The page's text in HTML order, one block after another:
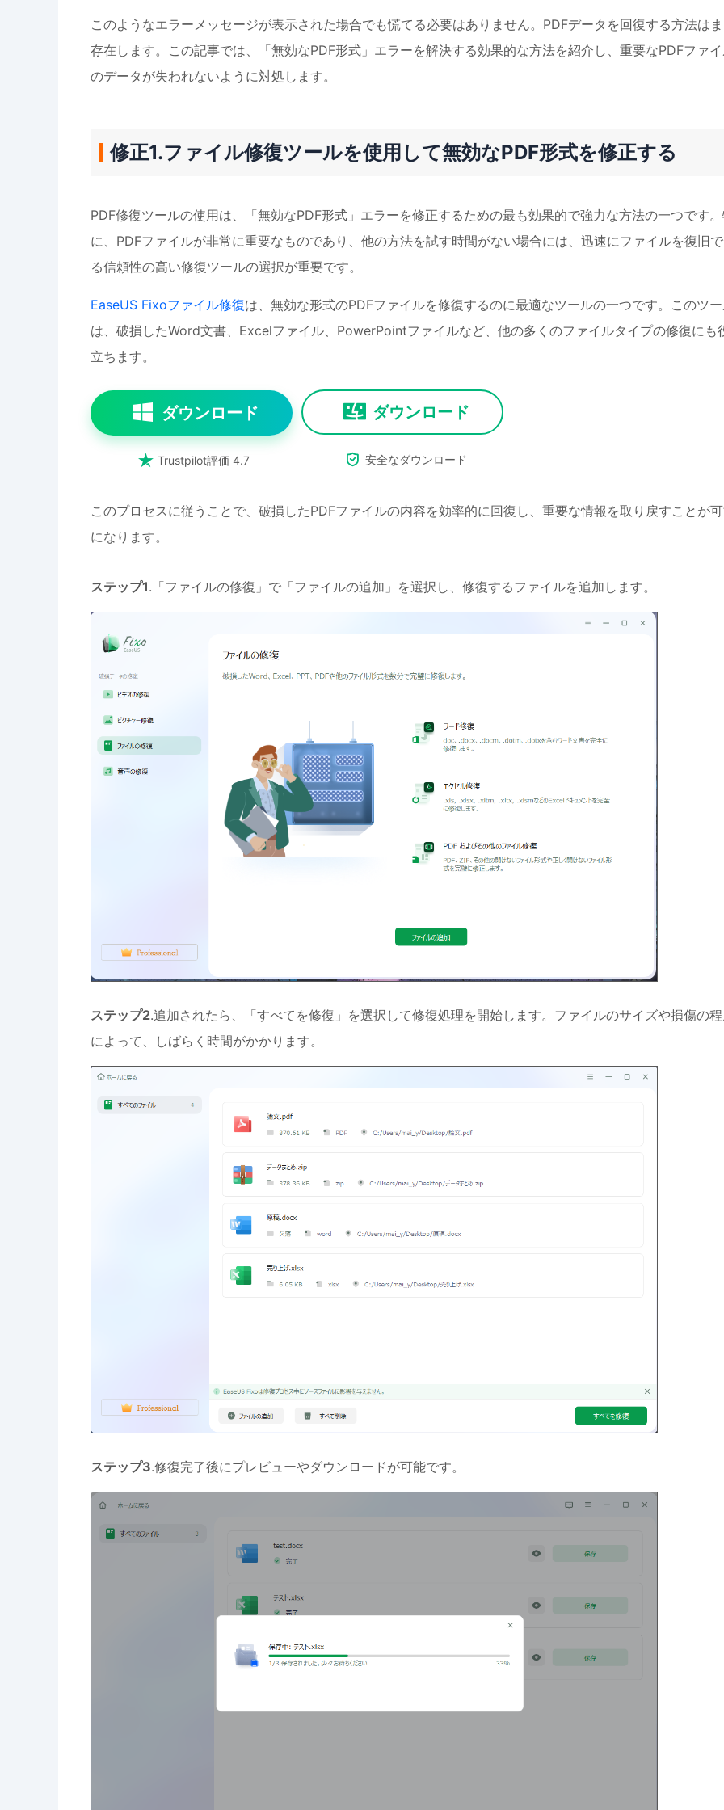
このようなエラーメッセージが表示された場合でも慌てる必要はありません。PDFデータを回復する方法は
存在します。この記事では、「無効なPDF形式」エラーを解決する効果的な方法を紹介し、重要なPDFファ
のデータが失われないように対処します。
修正1.ファイル修復ツールを使用して無効なPDF形式を修正する
PDF修復ツールの使用は、「無効なPDF形式」エラーを修正するための最も効果的で強力な方法の一つです
に、PDFファイルが非常に重要なものであり、他の方法を試す時間がない場合には、迅速にファイルを復旧
る信頼性の高い修復ツールの選択が重要です。
EaseUS Fixoファイル修復は、無効な形式のPDFファイルを修復するのに最適なツールの一つです。このツ
は、破損したWord文書、Excelファイル、PowerPointファイルなど、他の多くのファイルタイプの修復にも
立ちます。
ダウンロード
 Trustpilot評価 4.7
ダウンロード
 安全なダウンロード
このプロセスに従うことで、破損したPDFファイルの内容を効率的に回復し、重要な情報を取り戻すことが
になります。
ステップ1.「ファイルの修復」で「ファイルの追加」を選択し、修復するファイルを追加します。
ステップ2.追加されたら、「すべてを修復」を選択して修復処理を開始します。ファイルのサイズや損傷の
によって、しばらく時間がかかります。
ステップ3.修復完了後にプレビューやダウンロードが可能です。